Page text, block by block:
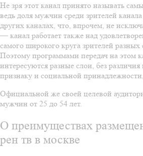
Не зря этот канал принято называть
ведь доля мужчин среди зрителей
других каналах, что, впрочем, не
— канал работает также над
самого широкого круга зрителей
Поэтому программами передач на этом
интересуются разные слои, без
признаку и социальной
Официальной же своей целевой
мужчин от 25 до 54 лет.
О преимуществах
рен тв в москве